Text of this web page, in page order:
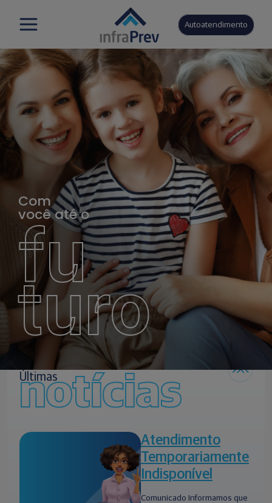
Autoatendimento
Com
você até o
fu
turo
Últimas
notícias
Atendimento
Temporariamente
Indisponível
Comunicado Informamos que